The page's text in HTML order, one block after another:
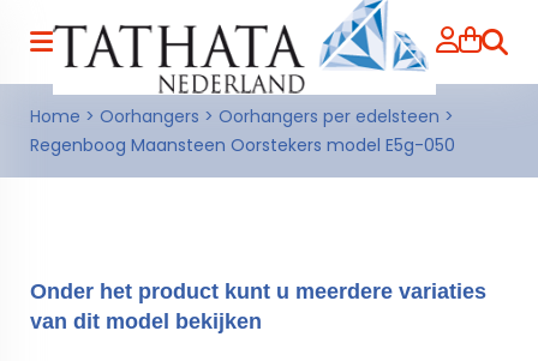
Home > Oorhangers > Oorhangers per edelsteen >
Regenboog Maansteen Oorstekers model E5g-050
Onder het product kunt u meerdere variaties
van dit model bekijken